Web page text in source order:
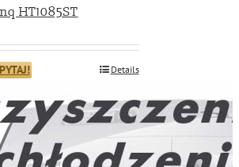
HT1085ST
Details